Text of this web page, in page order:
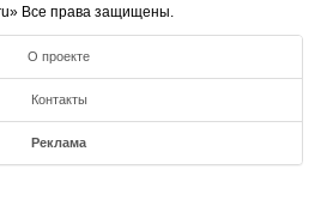
Все права защищены.
О проекте
Контакты
Реклама